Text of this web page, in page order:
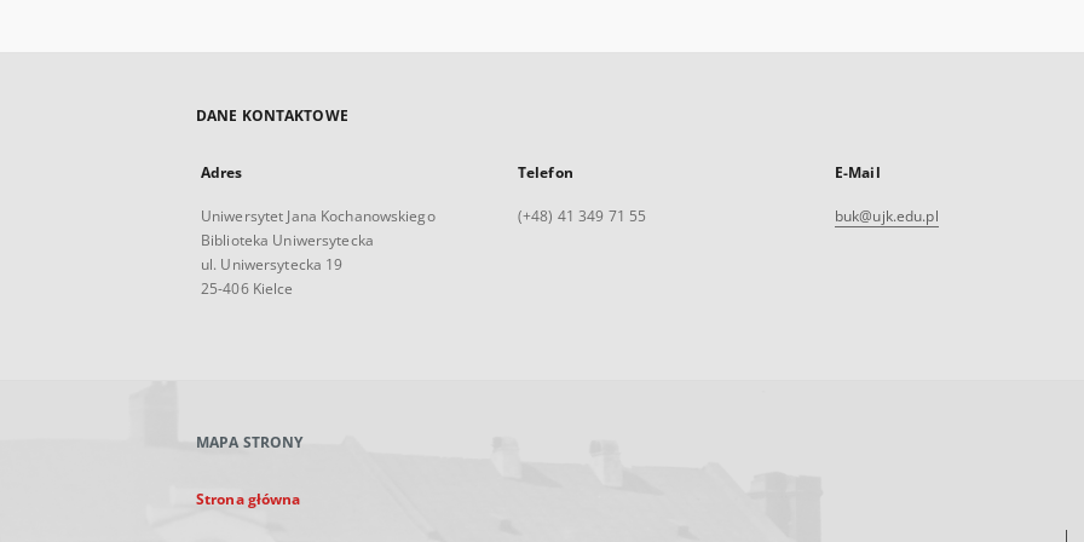
DANE KONTAKTOWE
Adres
Uniwersytet Jana Kochanowskiego
Biblioteka Uniwersytecka
ul. Uniwersytecka 19
25-406 Kielce
Telefon
(+48) 41 349 71 55
E-Mail
buk@ujk.edu.pl
MAPA STRONY
Strona główna